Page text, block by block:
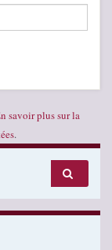
savoir plus sur la
.